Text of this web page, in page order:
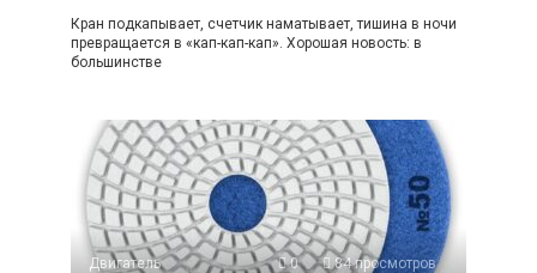
Кран подкапывает, счетчик наматывает, тишина в ночи
превращается в «кап-кап-кап». Хорошая новость: в
большинстве
Двигатель 0 84 просмотров